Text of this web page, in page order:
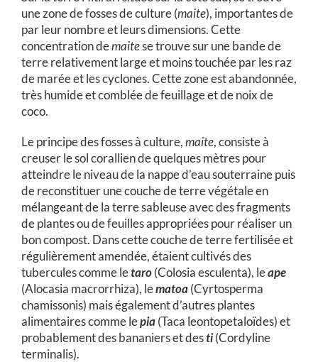
une zone de fosses de culture (maite), importantes de
par leur nombre et leurs dimensions. Cette
concentration demaitese trouve sur une bande de
terre relativement large et moins touchée par les raz
de marée et les cyclones. Cette zone est abandonnée,
très humide et comblée de feuillage et de noix de
coco.
Le principe des fosses à culture,maite, consiste à
creuser le sol corallien de quelques mètres pour
atteindre le niveau de la nappe d’eau souterraine puis
de reconstituer une couche de terre végétale en
mélangeant de la terre sableuse avec des fragments
de plantes ou de feuilles appropriées pour réaliser un
bon compost. Dans cette couche de terre fertilisée et
régulièrement amendée, étaient cultivés des
tubercules comme letaro(Colosia esculenta), leape
(Alocasia macrorrhiza), lematoa(Cyrtosperma
chamissonis) mais également d’autres plantes
alimentaires comme lepia(Taca leontopetaloïdes) et
probablement des bananiers et desti(Cordyline
terminalis).